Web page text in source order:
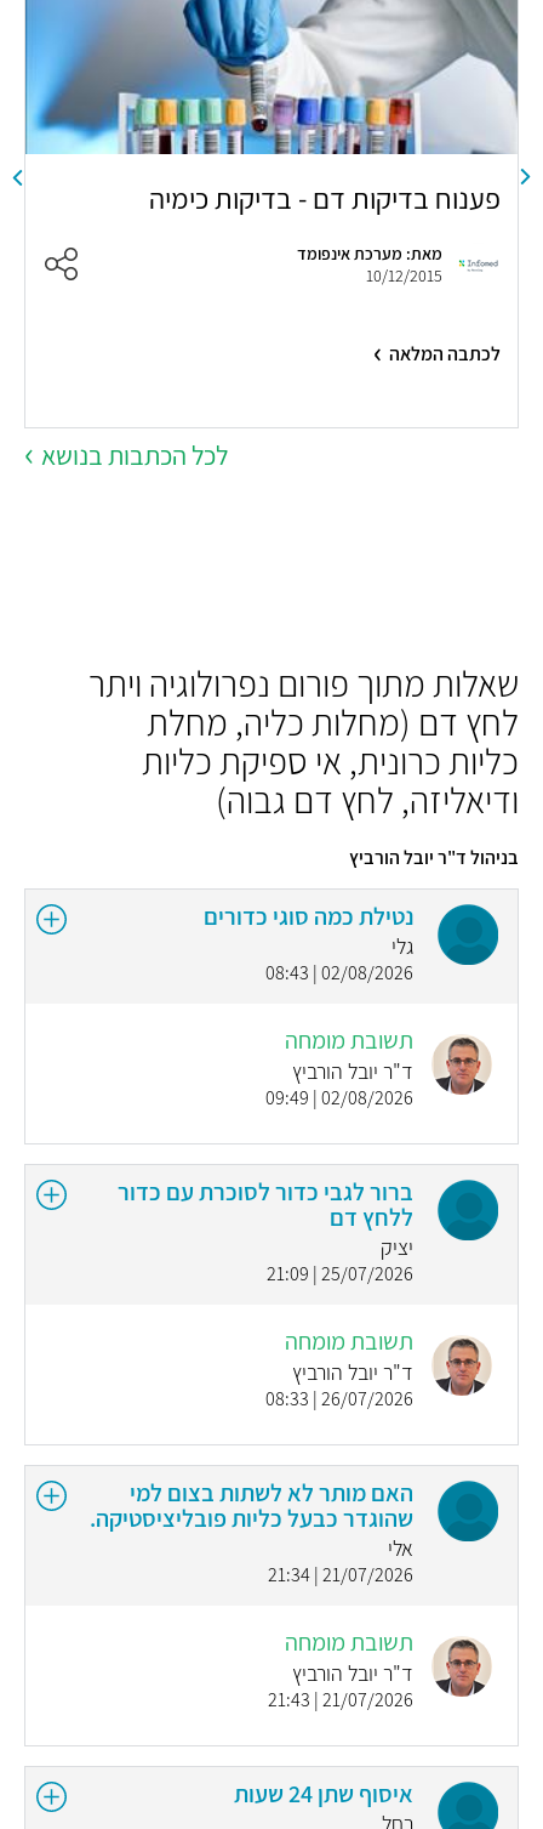
פענוח בדיקות דם - בדיקות כימיה
מאת: מערכת אינפומד
10/12/2015
לכתבה המלאה
לכל הכתבות בנושא
שאלות מתוך פורום נפרולוגיה ויתר
לחץ דם (מחלות כליה, מחלת
כליות כרונית, אי ספיקת כליות
ודיאליזה, לחץ דם גבוה)
בניהול ד"ר יובל הורביץ
נטילת כמה סוגי כדורים
גלי
02/08/2026 | 08:43
תשובת מומחה
ד"ר יובל הורביץ
02/08/2026 | 09:49
ברור לגבי כדור לסוכרת עם כדור
ללחץ דם
יציק
25/07/2026 | 21:09
תשובת מומחה
ד"ר יובל הורביץ
26/07/2026 | 08:33
האם מותר לא לשתות בצום למי
שהוגדר כבעל כליות פובליציסטיקה.
אלי
21/07/2026 | 21:34
תשובת מומחה
ד"ר יובל הורביץ
21/07/2026 | 21:43
איסוף שתן 24 שעות
רחל